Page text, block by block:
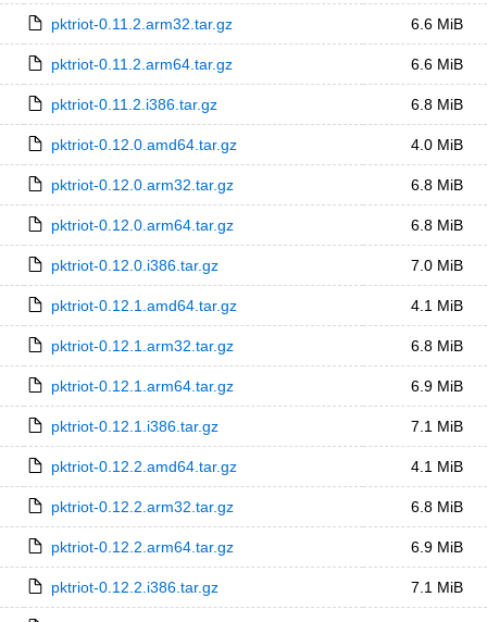
pktriot-0.11.2.arm32.tar.gz 6.6 MiB
pktriot-0.11.2.arm64.tar.gz 6.6 MiB
pktriot-0.11.2.i386.tar.gz 6.8 MiB
pktriot-0.12.0.amd64.tar.gz 4.0 MiB
pktriot-0.12.0.arm32.tar.gz 6.8 MiB
pktriot-0.12.0.arm64.tar.gz 6.8 MiB
pktriot-0.12.0.i386.tar.gz 7.0 MiB
pktriot-0.12.1.amd64.tar.gz 4.1 MiB
pktriot-0.12.1.arm32.tar.gz 6.8 MiB
pktriot-0.12.1.arm64.tar.gz 6.9 MiB
pktriot-0.12.1.i386.tar.gz 7.1 MiB
pktriot-0.12.2.amd64.tar.gz 4.1 MiB
pktriot-0.12.2.arm32.tar.gz 6.8 MiB
pktriot-0.12.2.arm64.tar.gz 6.9 MiB
pktriot-0.12.2.i386.tar.gz 7.1 MiB